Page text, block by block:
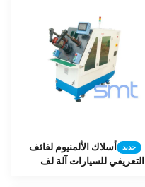
جديد
أسلاك الألمنيوم لفائف
التعريفي للسيارات آلة لف